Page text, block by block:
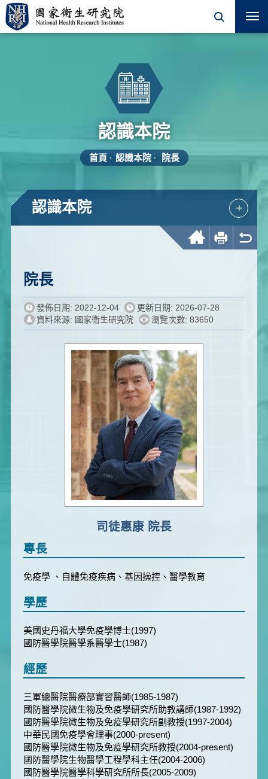
認識本院
首頁 認識本院 院長
認識本院 +
友善列印
院長
發佈日期: 2022-12-04
更新日期: 2026-07-28
資料來源: 國家衛生研究院
瀏覽次數: 83650
司徒惠康 院長
專長
免疫學 、自體免疫疾病、基因操控、醫學教育
學歷
美國史丹福大學免疫學博士(1997)
國防醫學院醫學系醫學士(1987)
經歷
三軍總醫院醫療部實習醫師(1985-1987)
國防醫學院微生物及免疫學研究所助教講師(1987-1992)
國防醫學院微生物及免疫學研究所副教授(1997-2004)
中華民國免疫學會理事(2000-present)
國防醫學院微生物及免疫學研究所教授(2004-present)
國防醫學院生物醫學工程學科主任(2004-2006)
國防醫學院醫學科學研究所所長(2005-2009)